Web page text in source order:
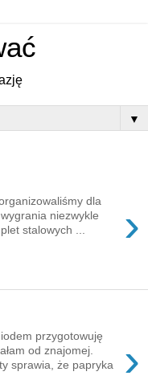
▼
›
dla
niezwykle
stalowych ...
›
przygotowuję
od znajomej.
sprawia, że papryka